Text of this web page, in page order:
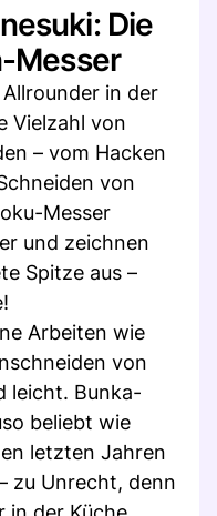
Die
Messer
in der
Vielzahl von
– vom Hacken
von
Messer
und zeichnen
Spitze aus –
Arbeiten wie
von
leicht. Bunka-
beliebt wie
letzten Jahren
zu Unrecht, denn